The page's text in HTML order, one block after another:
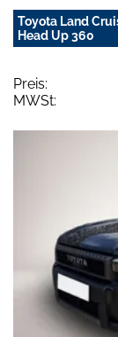
Toyota Land
Head Up 360
Preis:
MWSt: